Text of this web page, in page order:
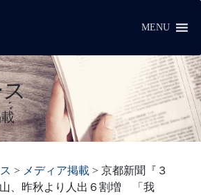
MENU
> メディア掲載> 京都新聞『３
、昨秋より人出６割増 「我